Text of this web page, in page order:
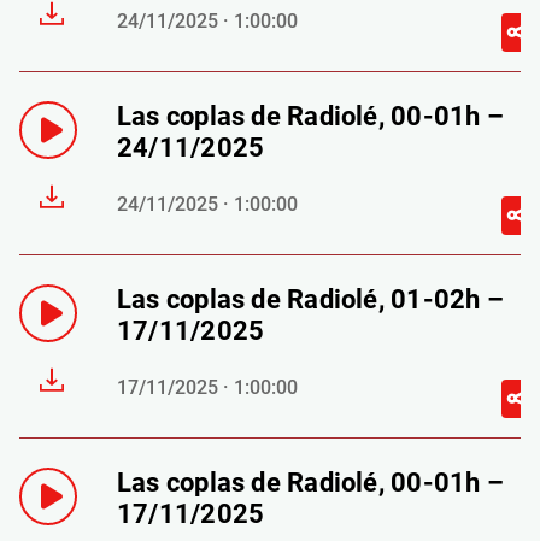
24/11/2025 · 1:00:00
Las coplas de Radiolé, 00-01h –
24/11/2025
24/11/2025 · 1:00:00
Las coplas de Radiolé, 01-02h –
17/11/2025
17/11/2025 · 1:00:00
Las coplas de Radiolé, 00-01h –
17/11/2025